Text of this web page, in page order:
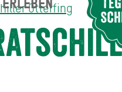
Otterfing
ERLEBEN
Suche abschicken